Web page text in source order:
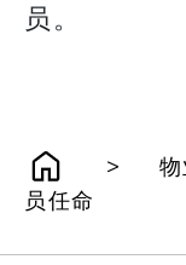
员。
>
员任命